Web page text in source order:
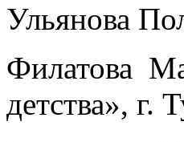
Ульянова
Филатова
детства», г.